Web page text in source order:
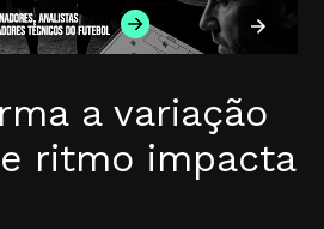
a variação
ritmo impacta